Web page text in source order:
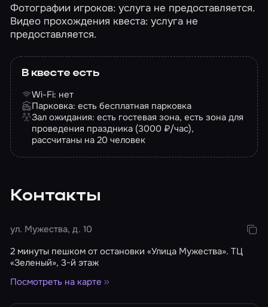
Фотографии игроков: услуга не предоставляется.
Видео прохождения квеста: услуга не
предоставляется.
В квесте есть
Wi-Fi: нет
Парковка: есть бесплатная парковка
Зал ожидания: есть гостевая зона, есть зона для
проведения праздника (3000 ₽/час),
рассчитаны на 20 человек
Контакты
ул. Мужества, д. 10
2 минуты пешком от остановки «Улица Мужества». ТЦ
«Зеленый», 3-й этаж
Посмотреть на карте